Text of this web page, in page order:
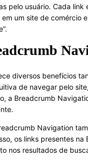
pelo usuário. Cada
um site de comércio
diversos benefícios
de navegar pelo
a Breadcrumb
Navigation
os links presentes
nos resultados de